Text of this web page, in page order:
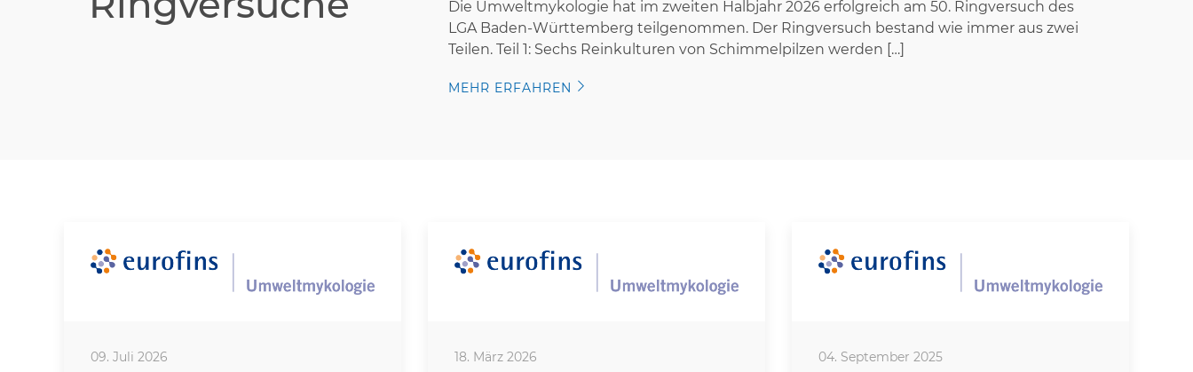
Die Umweltmykologie hat im zweiten Halbjahr 2026 erfolgreich am 50. Ringversuch des
LGA Baden-Württemberg teilgenommen. Der Ringversuch bestand wie immer aus zwei
Teilen. Teil 1: Sechs Reinkulturen von Schimmelpilzen werden […]
MEHR ERFAHREN
09. Juli 2026 18. März 2026 04. September 2025